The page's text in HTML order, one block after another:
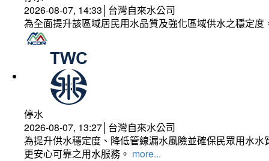
2026-08-07, 14:33│台灣自來水公司
為全面提升該區域居民用水品質及強化區域供水之穩定
停水
2026-08-07, 13:27│台灣自來水公司
為提升供水穩定度、降低管線漏水風險並確保民眾用水
更安心可靠之用水服務。 more...